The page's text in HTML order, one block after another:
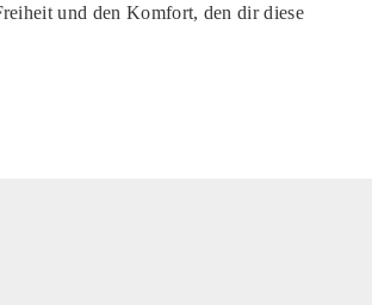
und den Komfort, den dir diese